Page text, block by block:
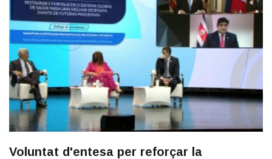
Voluntat d'entesa per reforçar la